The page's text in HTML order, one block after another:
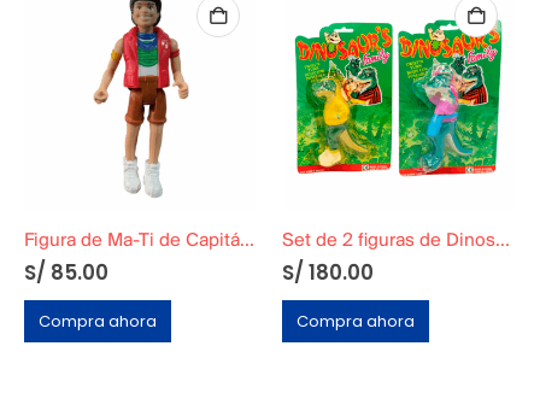
Figura de Ma-Ti de Capitán planeta y los planetarios 1991
S/ 85.00
Compra ahora
Set de 2 figuras de Dinosaurio Sellados en Blíster
S/ 180.00
Compra ahora